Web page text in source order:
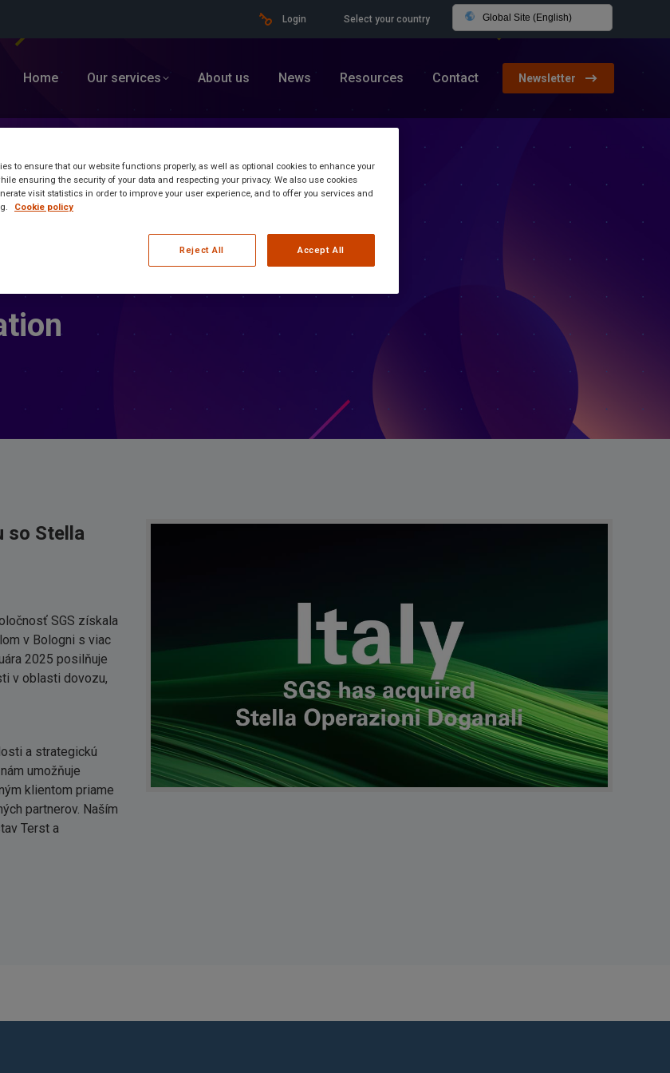
Login Select your country Global Site (English)
Home Our services About us News Resources Contact Newsletter
so Stella
SGS získala
v Bologni s viac
2025 posilňuje
v oblasti dovozu,
a strategickú
umožňuje
klientom priame
partnerov. Naším
Terst a
to ensure that our website functions properly, as well as optional cookies to enhance your
ensuring the security of your data and respecting your privacy. We also use cookies
visit statistics in order to improve your user experience, and to offer you services and
Cookie policy
Reject All Accept All